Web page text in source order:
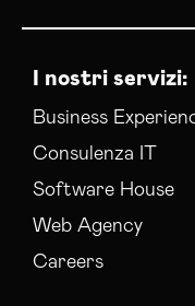
I nostri servizi:
Business
Consulenza IT
Software House
Web Agency
Careers